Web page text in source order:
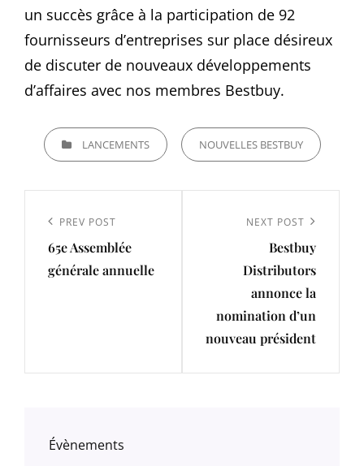
un succès grâce à la participation de 92
fournisseurs d’entreprises sur place désireux
de discuter de nouveaux développements
d’affaires avec nos membres Bestbuy.
CATEGORIESLANCEMENTS NOUVELLES BESTBUY
l’article
Previous
Post
PREV POST
65e Assemblée
générale annuelle
NEXT POST
Bestbuy
Distributors
annonce la
nomination d’un
nouveau président
Évènements